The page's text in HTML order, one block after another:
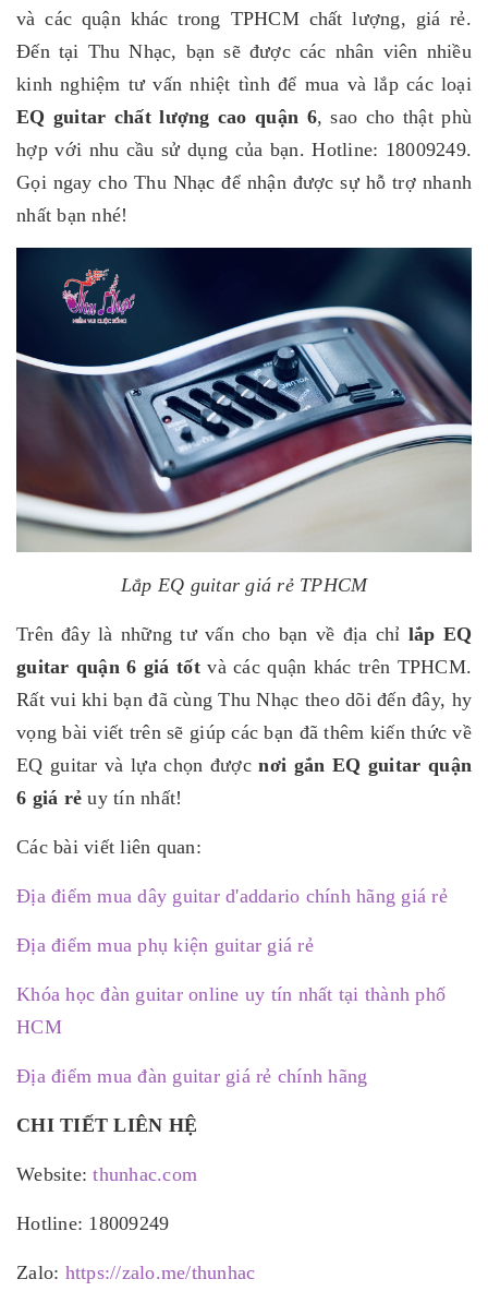
và các quận khác trong TPHCM chất lượng, giá rẻ.
Đến tại Thu Nhạc, bạn sẽ được các nhân viên nhiều
kinh nghiệm tư vấn nhiệt tình để mua và lắp các loại
EQ guitar chất lượng cao quận 6, sao cho thật phù
hợp với nhu cầu sử dụng của bạn. Hotline: 18009249.
Gọi ngay cho Thu Nhạc để nhận được sự hỗ trợ nhanh
nhất bạn nhé!
Lắp EQ guitar giá rẻ TPHCM
Trên đây là những tư vấn cho bạn về địa chỉ lắp EQ
guitar quận 6 giá tốtvà các quận khác trên TPHCM.
Rất vui khi bạn đã cùng Thu Nhạc theo dõi đến đây, hy
vọng bài viết trên sẽ giúp các bạn đã thêm kiến thức về
EQ guitar và lựa chọn đượcnơi gắn EQ guitar quận
6 giá rẻ uy tín nhất!
Các bài viết liên quan:
Địa điểm mua dây guitar d'addario chính hãng giá rẻ
Địa điểm mua phụ kiện guitar giá rẻ
Khóa học đàn guitar online uy tín nhất tại thành phố
HCM
Địa điểm mua đàn guitar giá rẻ chính hãng
CHI TIẾT LIÊN HỆ
Website:thunhac.com
Hotline: 18009249
Zalo: https://zalo.me/thunhac